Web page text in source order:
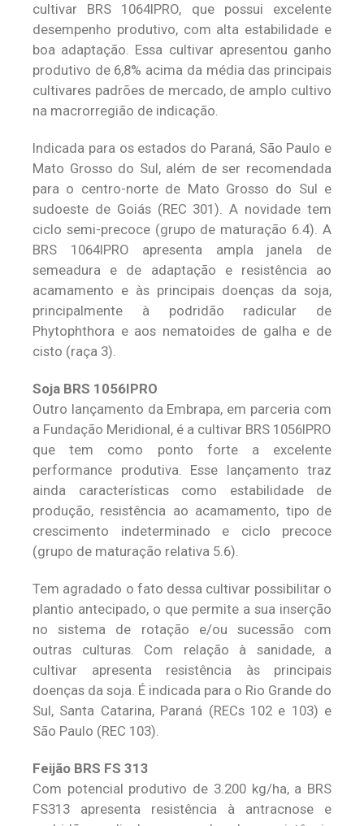
cultivar BRS 1064IPRO, que possui excelente
desempenho produtivo, com alta estabilidade e
boa adaptação. Essa cultivar apresentou ganho
produtivo de 6,8% acima da média das principais
cultivares padrões de mercado, de amplo cultivo
na macrorregião de indicação.
Indicada para os estados do Paraná, São Paulo e
Mato Grosso do Sul, além de ser recomendada
para o centro-norte de Mato Grosso do Sul e
sudoeste de Goiás (REC 301). A novidade tem
ciclo semi-precoce (grupo de maturação 6.4). A
BRS 1064IPRO apresenta ampla janela de
semeadura e de adaptação e resistência ao
acamamento e às principais doenças da soja,
principalmente à podridão radicular de
Phytophthora e aos nematoides de galha e de
cisto (raça 3).
Soja BRS 1056IPRO
Outro lançamento da Embrapa, em parceria com
a Fundação Meridional, é a cultivar BRS 1056IPRO
que tem como ponto forte a excelente
performance produtiva. Esse lançamento traz
ainda características como estabilidade de
produção, resistência ao acamamento, tipo de
crescimento indeterminado e ciclo precoce
(grupo de maturação relativa 5.6).
Tem agradado o fato dessa cultivar possibilitar o
plantio antecipado, o que permite a sua inserção
no sistema de rotação e/ou sucessão com
outras culturas. Com relação à sanidade, a
cultivar apresenta resistência às principais
doenças da soja. É indicada para o Rio Grande do
Sul, Santa Catarina, Paraná (RECs 102 e 103) e
São Paulo (REC 103).
Feijão BRS FS 313
Com potencial produtivo de 3.200 kg/ha, a BRS
FS313 apresenta resistência à antracnose e